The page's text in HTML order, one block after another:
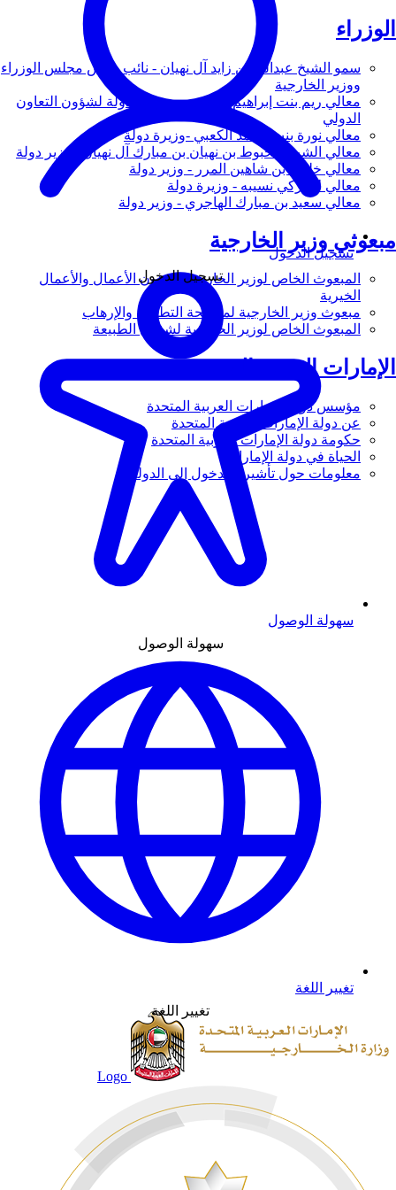
الوزراء
سمو الشيخ عبدالله بن زايد آل نهيان - نائب رئيس مجلس الوزراء
ووزير الخارجية
معالي ريم بنت إبراهيم الهاشمي - وزيرة دولة لشؤون التعاون
الدولي
معالي نورة بنت محمد الكعبي -وزيرة دولة
معالي الشيخ شخبوط بن نهيان بن مبارك آل نهيان - وزير دولة
معالي خليفة بن شاهين المرر - وزير دولة
معالي لانا زكي نسيبه - وزيرة دولة
معالي سعيد بن مبارك الهاجري - وزير دولة
مبعوثي وزير الخارجية
المبعوث الخاص لوزير الخارجية لشؤون الأعمال والأعمال
الخيرية
مبعوث وزير الخارجية لمكافحة التطرف والإرهاب
المبعوث الخاص لوزير الخارجية لشؤون الطبيعة
الإمارات العربية المتحدة
مؤسس دولة الإمارات العربية المتحدة
عن دولة الإمارات العربية المتحدة
حكومة دولة الإمارات العربية المتحدة
الحياة في دولة الإمارات
معلومات حول تأشيرة الدخول إلى الدولة
تسجيل الدخول
تسجيل الدخول
سهولة الوصول
سهولة الوصول
تغيير اللغة
تغيير اللغة
Logo